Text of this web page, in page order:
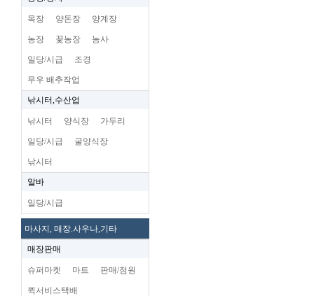
목장 양돈장 양계장
농장 꽃농장 농사
일당/시급 조경
무우 배추작업
낚시터,수산업
낚시터 양식장 가두리
일당/시급 굴양식장
낚시터
알바
일당/시급
마사지, 매장.사우나,기타
매장판매
슈퍼마켓 마트 판매/점원
퀵서비스택배